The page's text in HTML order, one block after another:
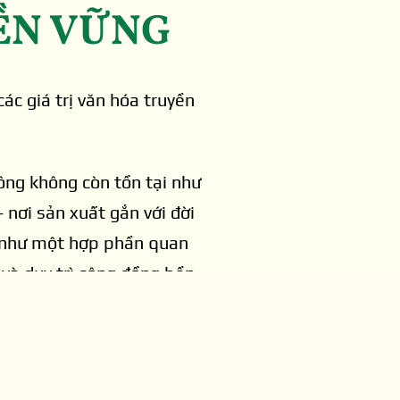
VỮNG
giá trị văn hóa truyền
không còn tồn tại như
sản xuất gắn với đời
một hợp phần quan
duy trì cộng đồng bền
từ 3 sao lên 4
nhận 456 sản
chuỗi càng
lực. Nhiều
dụng do
Ở một số nơi
động nguồn